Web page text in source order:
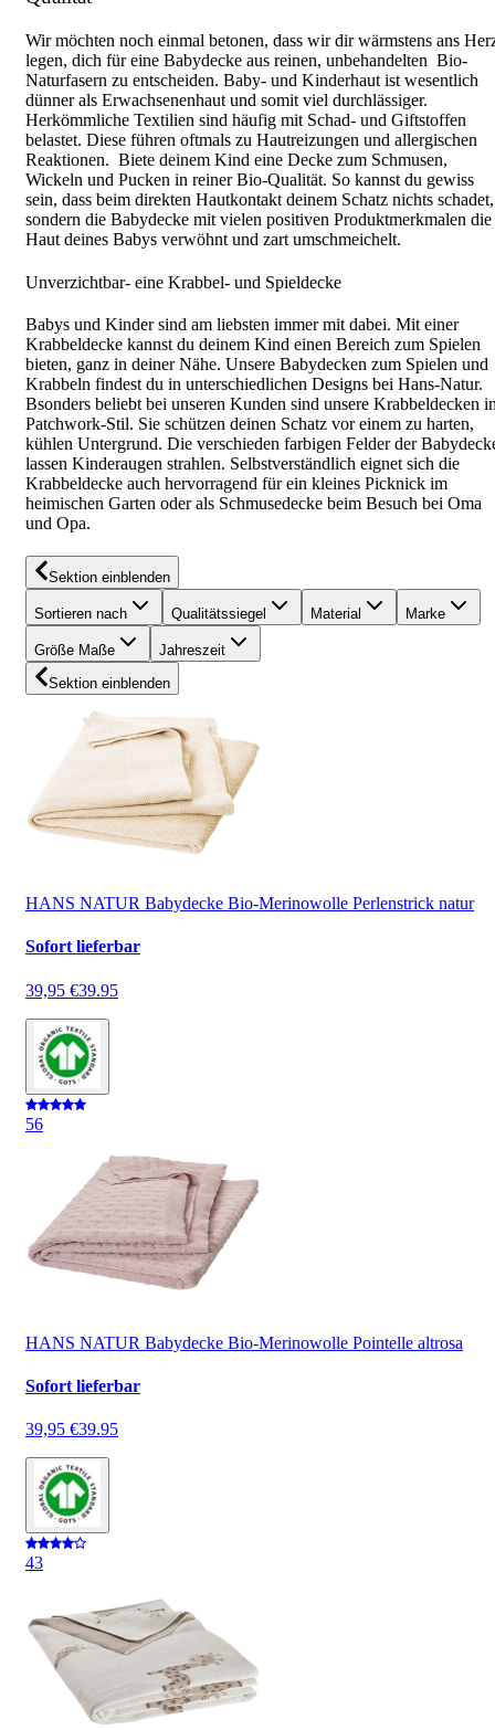
Wir möchten noch einmal betonen, dass wir dir wärmstens ans
legen, dich für eine Babydecke aus reinen, unbehandelten Bio-
Naturfasern zu entscheiden. Baby- und Kinderhaut ist wesentlich
dünner als Erwachsenenhaut und somit viel durchlässiger.
Herkömmliche Textilien sind häufig mit Schad- und Giftstoffen
belastet. Diese führen oftmals zu Hautreizungen und allergischen
Reaktionen. Biete deinem Kind eine Decke zum Schmusen,
Wickeln und Pucken in reiner Bio-Qualität. So kannst du gewiss
sein, dass beim direkten Hautkontakt deinem Schatz nichts schadet,
sondern die Babydecke mit vielen positiven Produktmerkmalen die
Haut deines Babys verwöhnt und zart umschmeichelt.
Unverzichtbar- eine Krabbel- und Spieldecke
Babys und Kinder sind am liebsten immer mit dabei. Mit einer
Krabbeldecke kannst du deinem Kind einen Bereich zum Spielen
bieten, ganz in deiner Nähe. Unsere Babydecken zum Spielen und
Krabbeln findest du in unterschiedlichen Designs bei Hans-Natur.
Bsonders beliebt bei unseren Kunden sind unsere Krabbeldecken
Patchwork-Stil. Sie schützen deinen Schatz vor einem zu harten,
kühlen Untergrund. Die verschieden farbigen Felder der
lassen Kinderaugen strahlen. Selbstverständlich eignet sich die
Krabbeldecke auch hervorragend für ein kleines Picknick im
heimischen Garten oder als Schmusedecke beim Besuch bei Oma
und Opa.
Sektion einblenden
Sortieren nach Qualitätssiegel Material Marke
Größe Maße
Jahreszeit
Sektion einblenden
HANS NATUR Babydecke Bio-Merinowolle Perlenstrick natur
Sofort lieferbar
39,95 €39.95
56
HANS NATUR Babydecke Bio-Merinowolle Pointelle altrosa
Sofort lieferbar
39,95 €39.95
43